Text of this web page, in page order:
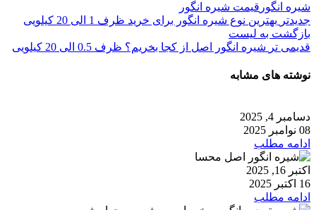
شیره انگور قیمت شیره انگور
جدیدتر بهترین نوع شیره انگور برای خرید ظرف 1 الی 20 کیلویی
بازگشت به لیست
قدیمی تر شیره انگور اصل از کجا بخریم؟ ظرف 0.5 الی 20 کیلویی
نوشته های مشابه
دسامبر 4, 2025
08 نوامبر 2025
ادامه مطلب
اکتبر 16, 2025
16 اکتبر 2025
ادامه مطلب